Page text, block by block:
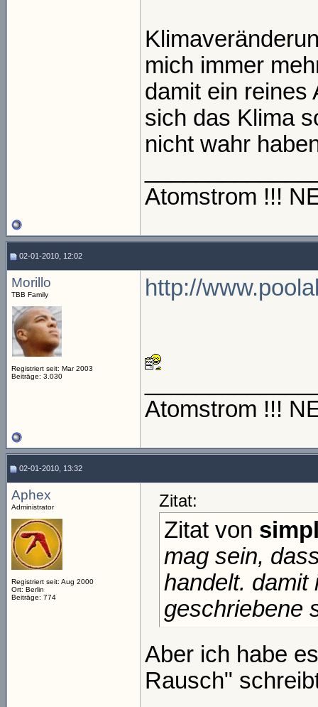
mich immer
damit ein reines
sich das Klima
nicht wahr
Atomstrom !!!
02-01-2010, 12:02
Morillo
TBB Family
Registriert seit: Mar 2003
Beiträge: 3.030
http://
Atomstrom !!!
02-01-2010, 13:32
Aphex
Administrator
Registriert seit: Aug 2000
Ort: Berlin
Beiträge: 774
Zitat:
Zitat von
mag sein,
handelt. damit
geschriebene
Aber ich habe
Rausch"